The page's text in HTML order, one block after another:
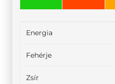
Energia
Fehérje
Zsír